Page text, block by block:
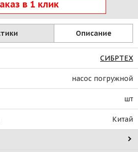
в 1 клик
Описание
СИБРТЕХ
насос погружной
шт
Китай